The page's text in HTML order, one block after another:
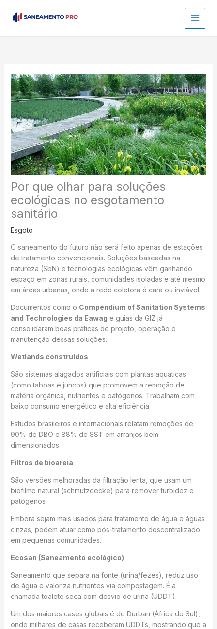
para
Por que olhar para soluções
ecológicas no esgotamento
sanitário
Esgoto
O saneamento do futuro não será feito apenas de estações
de tratamento convencionais. Soluções baseadas na
natureza (SbN) e tecnologias ecológicas vêm ganhando
espaço em zonas rurais, comunidades isoladas e até mesmo
em áreas urbanas, onde a rede coletora é cara ou inviável.
Documentos como o Compendium of Sanitation Systems
and Technologies da Eawag e guias da GIZ já
consolidaram boas práticas de projeto, operação e
manutenção dessas soluções.
Wetlands construídos
São sistemas alagados artificiais com plantas aquáticas
(como taboas e juncos) que promovem a remoção de
matéria orgânica, nutrientes e patógenos. Trabalham com
baixo consumo energético e alta eficiência.
Estudos brasileiros e internacionais relatam remoções de
90% de DBO e 88% de SST em arranjos bem
dimensionados.
Filtros de bioareia
São versões melhoradas da filtração lenta, que usam um
biofilme natural (schmutzdecke) para remover turbidez e
patógenos.
Embora sejam mais usados para tratamento de água e águas
cinzas, podem atuar como pós-tratamento descentralizado
em pequenas comunidades.
Ecosan (Saneamento ecológico)
Saneamento que separa na fonte (urina/fezes), reduz uso
de água e valoriza nutrientes via compostagem. É a
chamada toalete seca com desvio de urina (UDDT).
Um dos maiores cases globais é de Durban (África do Sul),
onde milhares de casas receberam UDDTs, mostrando que a